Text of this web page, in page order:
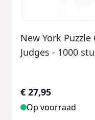
New York
Judges - 1000
€ 27,95
Op voorraad